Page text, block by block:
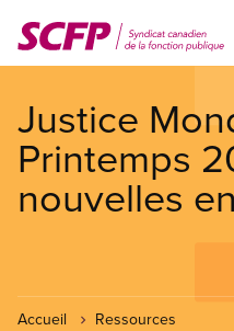
au
contenu
Justice
Printemps
nouvelles
Accueil Ressources